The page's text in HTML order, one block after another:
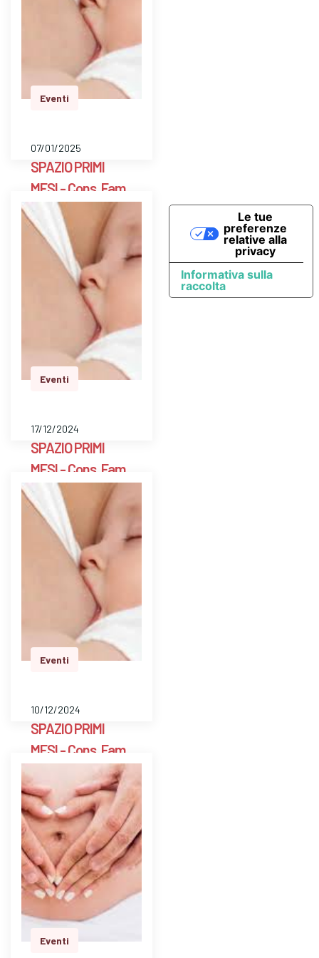
è una tecnica "di
cuore " nella quale
vengono privilegiati l'
ascolto e l'
attenzione. E' un
Eventi
07/01/2025
SPAZIO PRIMI
MESI - Cons. Fam.
Scarpellini BG
E' uno spazio aperto
a libero accesso
settimanale con un ’
ostetrica e una
psicologa perinatale
per pesare il bambino
e avere risposte a
dom…
Eventi
17/12/2024
SPAZIO PRIMI
MESI - Cons. Fam.
Scarpellini BG
E' uno spazio aperto
a libero accesso
settimanale con un ’
ostetrica e una
psicologa perinatale
per pesare il bambino
e avere risposte a
dom…
Eventi
10/12/2024
SPAZIO PRIMI
MESI - Cons. Fam.
Scarpellini BG
E' uno spazio aperto
a libero accesso
settimanale con un ’
ostetrica e una
psicologa perinatale
per pesare il bambino
e avere risposte a
dom…
Eventi
Informativa sulla
raccolta
Le tue
preferenze
relative alla
privacy